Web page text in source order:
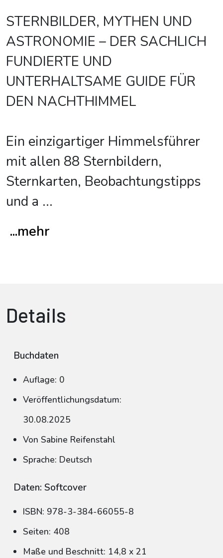
STERNBILDER, MYTHEN UND
ASTRONOMIE – DER SACHLICH
FUNDIERTE UND
UNTERHALTSAME GUIDE FÜR
DEN NACHTHIMMEL
Ein einzigartiger Himmelsführer
mit allen 88 Sternbildern,
Sternkarten, Beobachtungstipps
und a ...
...mehr
Details
Buchdaten
Auflage: 0
Veröffentlichungsdatum:
30.08.2025
Von Sabine Reifenstahl
Sprache: Deutsch
Daten: Softcover
ISBN: 978-3-384-66055-8
Seiten: 408
Maße und Beschnitt: 14,8 x 21